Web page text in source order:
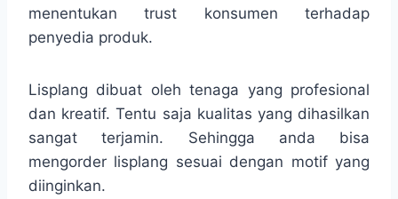
menentukan trust konsumen terhadap
penyedia produk.
Lisplang dibuat oleh tenaga yang profesional
dan kreatif. Tentu saja kualitas yang dihasilkan
sangat terjamin. Sehingga anda bisa
mengorder lisplang sesuai dengan motif yang
diinginkan.